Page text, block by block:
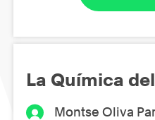
La Química
Montse Oliva